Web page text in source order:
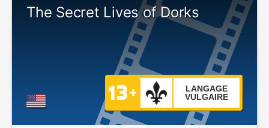
The Secret Lives of Dorks
LANGAGE
VULGAIRE